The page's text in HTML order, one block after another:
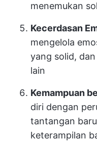
menemukan
Kecerdasan
mengelola
yang solid,
lain
Kemampuan
diri dengan
tantangan
keterampilan